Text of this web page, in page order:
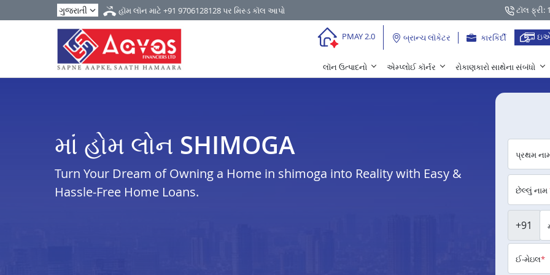
હૉમ લૉન માટે +91 9706128128પર મિસ્ડ કૉલ આપો ટૉલ ફ્રી:
PMAY 2.0 બ્રાન્ચ લૉકેટર કારકિર્દી
લૉન ઉત્પાદનો એમ્પ્લોઈ કૉર્નર રોકાણકારો સાથેના સંબંધો
માં હોમ લોન SHIMOGA
Turn Your Dream of Owning a Home in shimoga into Reality with Easy &
Hassle-Free Home Loans.
પ્રથમ
છેલ્લું નામ
+91
ઈ-મેઇલ*